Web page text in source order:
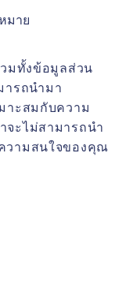
มาย
มทั้งข้อมูลส่วน
ารถนำมา
าะสมกับความ
ะไม่สามารถนำ
วามสนใจของคุณ